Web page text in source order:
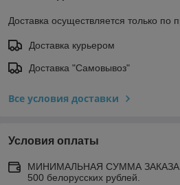
Доставка осуществляется только по
Доставка курьером
Доставка "Самовывоз"
Все условия доставки
Условия оплаты
МИНИМАЛЬНАЯ СУММА ЗАКАЗА
500 белорусских рублей.